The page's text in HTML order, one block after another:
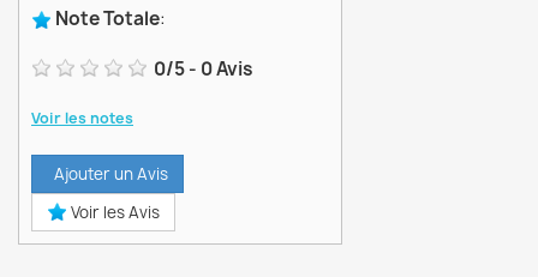
Note Totale:
0/5- 0Avis
Voir les notes
Ajouter un Avis
Voir les Avis